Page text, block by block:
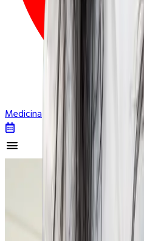
Medicina